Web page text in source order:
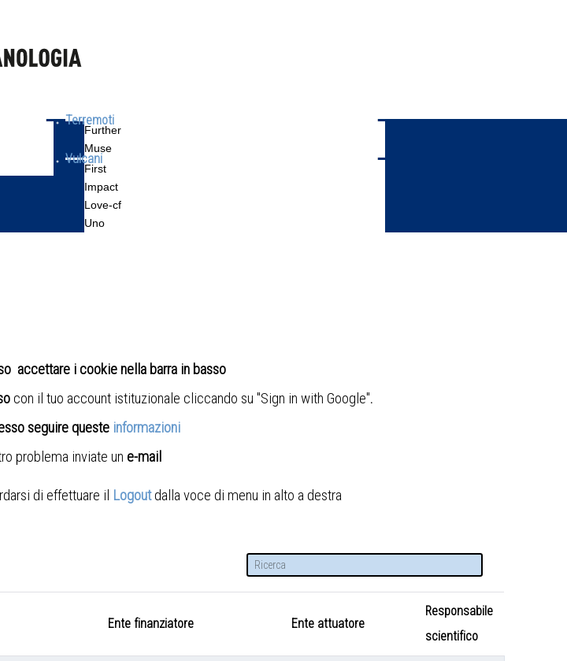
Terremoti
Further
Muse
Vulcani
First
Impact
Love-cf
Uno
accettare i cookie nella barra in basso
con il tuo account istituzionale cliccando su "Sign in with Google".
seguire queste informazioni
problema inviate un e-mail
di effettuare il Logout dalla voce di menu in alto a destra
Ente finanziatore Ente attuatore
Responsabile
scientifico